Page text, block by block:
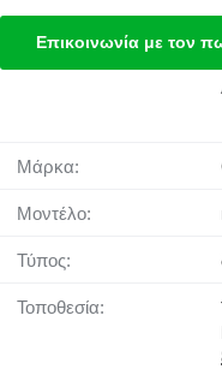
Επικοινωνία με τον
Μάρκα:
Μοντέλο:
Τύπος:
Τοποθεσία: